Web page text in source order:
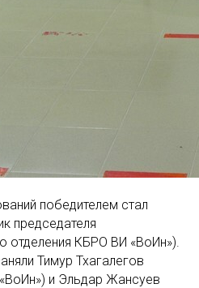
победителем стал
председателя
отделения КБРО ВИ «ВоИн»).
Тимур Тхагалегов
и Эльдар Жансуев